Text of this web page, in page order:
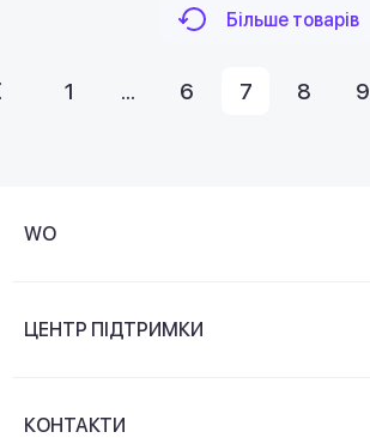
Більше товарів
1 ... 6 7 8 9
WO
Контакти
ЦЕНТР ПІДТРИМКИ
КОНТАКТИ